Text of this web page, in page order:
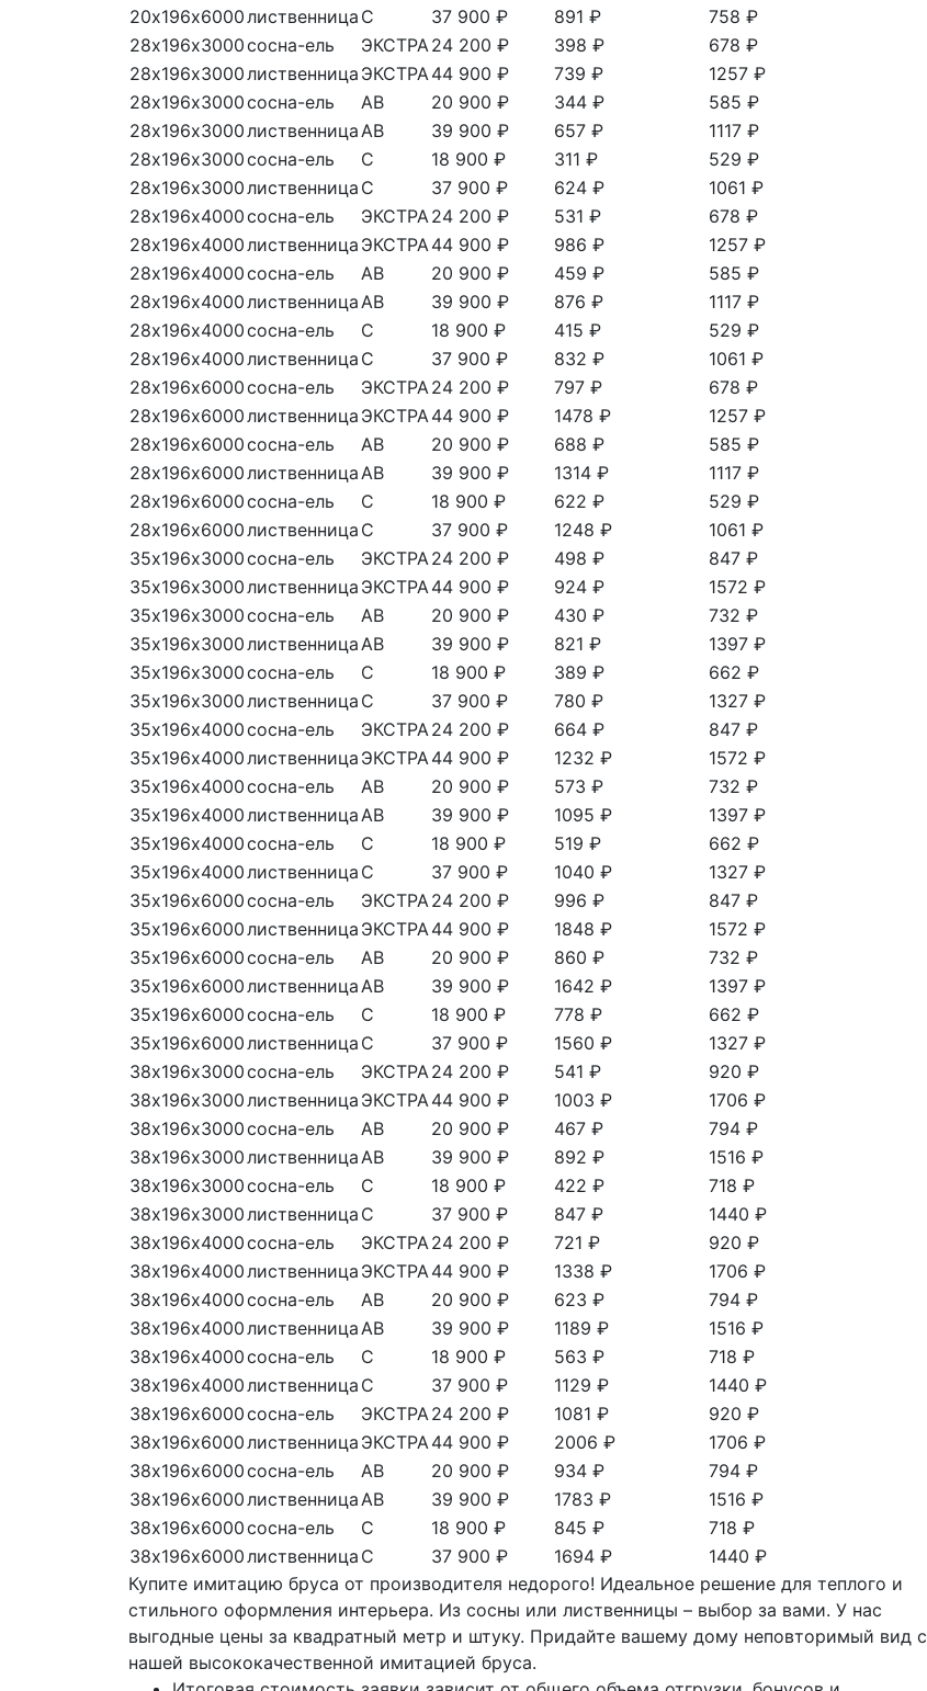
20х196х6000лиственница С 37 900 ₽ 891 ₽
758 ₽
28х196х3000сосна-ель ЭКСТРА24 200 ₽ 398 ₽
678 ₽
28х196х3000лиственница ЭКСТРА44 900 ₽ 739 ₽
1257 ₽
28х196х3000сосна-ель АВ 20 900 ₽ 344 ₽
585 ₽
28х196х3000лиственницаАВ 39 900 ₽ 657 ₽
1117 ₽
28х196х3000сосна-ель С 18 900 ₽ 311 ₽
529 ₽
28х196х3000лиственница С 37 900 ₽ 624 ₽
1061 ₽
28х196х4000сосна-ель ЭКСТРА24 200 ₽ 531 ₽
678 ₽
28х196х4000лиственница ЭКСТРА44 900 ₽ 986 ₽
1257 ₽
28х196х4000сосна-ель АВ 20 900 ₽ 459 ₽
585 ₽
28х196х4000лиственницаАВ 39 900 ₽ 876 ₽
1117 ₽
28х196х4000сосна-ель С 18 900 ₽ 415 ₽
529 ₽
28х196х4000лиственница С 37 900 ₽ 832 ₽
1061 ₽
28х196х6000сосна-ель ЭКСТРА24 200 ₽ 797 ₽
678 ₽
28х196х6000лиственница ЭКСТРА44 900 ₽ 1478 ₽
1257 ₽
28х196х6000сосна-ель АВ 20 900 ₽ 688 ₽
585 ₽
28х196х6000лиственницаАВ 39 900 ₽ 1314 ₽
1117 ₽
28х196х6000сосна-ель С 18 900 ₽ 622 ₽
529 ₽
28х196х6000лиственница С 37 900 ₽ 1248 ₽
1061 ₽
35х196х3000сосна-ель ЭКСТРА24 200 ₽ 498 ₽
847 ₽
35х196х3000лиственница ЭКСТРА44 900 ₽ 924 ₽
1572 ₽
35х196х3000сосна-ель АВ 20 900 ₽ 430 ₽
732 ₽
35х196х3000лиственницаАВ 39 900 ₽ 821 ₽
1397 ₽
35х196х3000сосна-ель С 18 900 ₽ 389 ₽
662 ₽
35х196х3000лиственница С 37 900 ₽ 780 ₽
1327 ₽
35х196х4000сосна-ель ЭКСТРА24 200 ₽ 664 ₽
847 ₽
35х196х4000лиственница ЭКСТРА44 900 ₽ 1232 ₽
1572 ₽
35х196х4000сосна-ель АВ 20 900 ₽ 573 ₽
732 ₽
35х196х4000лиственницаАВ 39 900 ₽ 1095 ₽
1397 ₽
35х196х4000сосна-ель С 18 900 ₽ 519 ₽
662 ₽
35х196х4000лиственница С 37 900 ₽ 1040 ₽
1327 ₽
35х196х6000сосна-ель ЭКСТРА24 200 ₽ 996 ₽
847 ₽
35х196х6000лиственница ЭКСТРА44 900 ₽ 1848 ₽
1572 ₽
35х196х6000сосна-ель АВ 20 900 ₽ 860 ₽
732 ₽
35х196х6000лиственницаАВ 39 900 ₽ 1642 ₽
1397 ₽
35х196х6000сосна-ель С 18 900 ₽ 778 ₽
662 ₽
35х196х6000лиственница С 37 900 ₽ 1560 ₽
1327 ₽
38х196х3000сосна-ель ЭКСТРА24 200 ₽ 541 ₽
920 ₽
38х196х3000лиственница ЭКСТРА44 900 ₽ 1003 ₽
1706 ₽
38х196х3000сосна-ель АВ 20 900 ₽ 467 ₽
794 ₽
38х196х3000лиственницаАВ 39 900 ₽ 892 ₽
1516 ₽
38х196х3000сосна-ель С 18 900 ₽ 422 ₽
718 ₽
38х196х3000лиственница С 37 900 ₽ 847 ₽
1440 ₽
38х196х4000сосна-ель ЭКСТРА24 200 ₽ 721 ₽
920 ₽
38х196х4000лиственница ЭКСТРА44 900 ₽ 1338 ₽
1706 ₽
38х196х4000сосна-ель АВ 20 900 ₽ 623 ₽
794 ₽
38х196х4000лиственницаАВ 39 900 ₽ 1189 ₽
1516 ₽
38х196х4000сосна-ель С 18 900 ₽ 563 ₽
718 ₽
38х196х4000лиственница С 37 900 ₽ 1129 ₽
1440 ₽
38х196х6000сосна-ель ЭКСТРА24 200 ₽ 1081 ₽
920 ₽
38х196х6000лиственница ЭКСТРА44 900 ₽ 2006 ₽
1706 ₽
38х196х6000сосна-ель АВ 20 900 ₽ 934 ₽
794 ₽
38х196х6000лиственницаАВ 39 900 ₽ 1783 ₽
1516 ₽
38х196х6000сосна-ель С 18 900 ₽ 845 ₽
718 ₽
38х196х6000лиственница С 37 900 ₽ 1694 ₽
1440 ₽
Купите имитацию бруса от производителя недорого! Идеальное решение для теплого и
стильного оформления интерьера. Из сосны или лиственницы – выбор за вами. У нас
выгодные цены за квадратный метр и штуку. Придайте вашему дому неповторимый вид с
нашей высококачественной имитацией бруса.